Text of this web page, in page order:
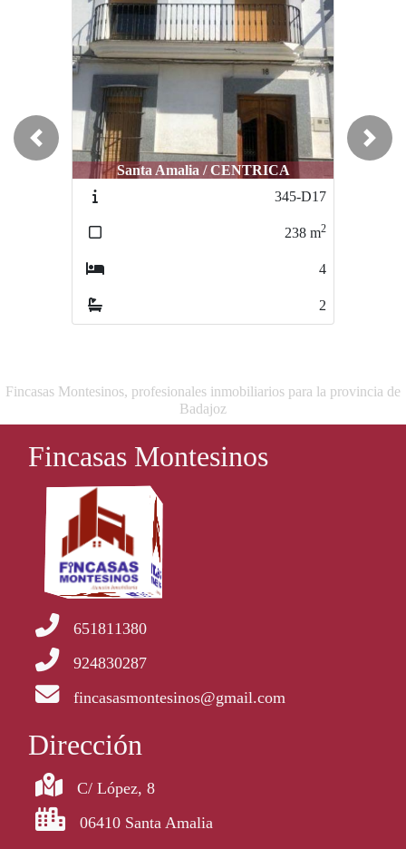
Santa Amalia / CENTRICA
345-D17
2
Santa Amalia / BUENA ZONA
Previous Next
Fincasas Montesinos, profesionales inmobiliarios para la provincia de
Badajoz
Fincasas Montesinos
651811380
924830287
fincasasmontesinos@gmail.com
Dirección
C/ López, 8
06410 Santa Amalia